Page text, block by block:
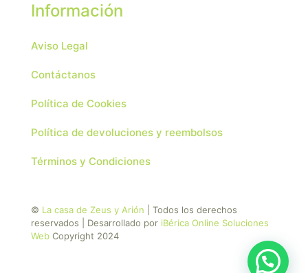
Información
Aviso Legal
Contáctanos
Política de Cookies
Política de devoluciones y reembolsos
Términos y Condiciones
© La casa de Zeus y Arión | Todos los derechos
reservados | Desarrollado por iBérica Online Soluciones
Web Copyright 2024